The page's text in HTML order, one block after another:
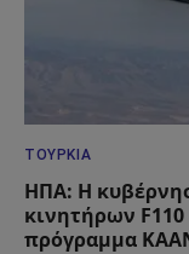
ΤΟΥΡΚΊΑ
ΗΠΑ: Η
κινητήρων F110
πρόγραμμα